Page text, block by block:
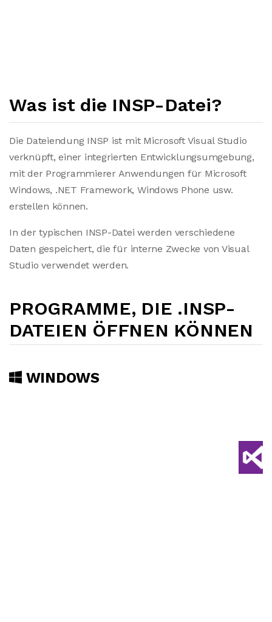
Was ist die INSP-Datei?
Die Dateiendung INSP ist mit Microsoft Visual Studio
verknüpft, einer integrierten Entwicklungsumgebung,
mit der Programmierer Anwendungen für Microsoft
Windows, .NET Framework, Windows Phone usw.
erstellen können.
In der typischen INSP-Datei werden verschiedene
Daten gespeichert, die für interne Zwecke von Visual
Studio verwendet werden.
PROGRAMME, DIE .INSP-
DATEIEN ÖFFNEN KÖNNEN
WINDOWS